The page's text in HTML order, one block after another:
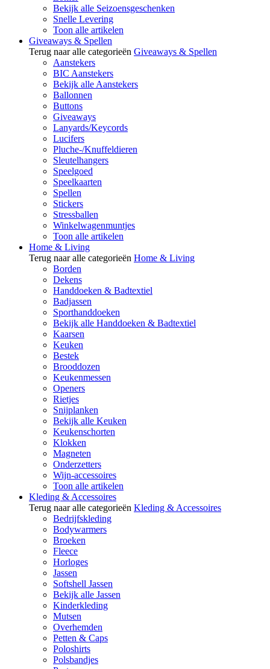
Bekijk alle Seizoensgeschenken
Snelle Levering
Toon alle artikelen
Giveaways & Spellen
Terug naar alle categorieën Giveaways & Spellen
Aanstekers
BIC Aanstekers
Bekijk alle Aanstekers
Ballonnen
Buttons
Giveaways
Lanyards/Keycords
Lucifers
Pluche-/Knuffeldieren
Sleutelhangers
Speelgoed
Speelkaarten
Spellen
Stickers
Stressballen
Winkelwagenmuntjes
Toon alle artikelen
Home & Living
Terug naar alle categorieën Home & Living
Borden
Dekens
Handdoeken & Badtextiel
Badjassen
Sporthanddoeken
Bekijk alle Handdoeken & Badtextiel
Kaarsen
Keuken
Bestek
Brooddozen
Keukenmessen
Openers
Rietjes
Snijplanken
Bekijk alle Keuken
Keukenschorten
Klokken
Magneten
Onderzetters
Wijn-accessoires
Toon alle artikelen
Kleding & Accessoires
Terug naar alle categorieën Kleding & Accessoires
Bedrijfskleding
Bodywarmers
Broeken
Fleece
Horloges
Jassen
Softshell Jassen
Bekijk alle Jassen
Kinderkleding
Mutsen
Overhemden
Petten & Caps
Poloshirts
Polsbandjes